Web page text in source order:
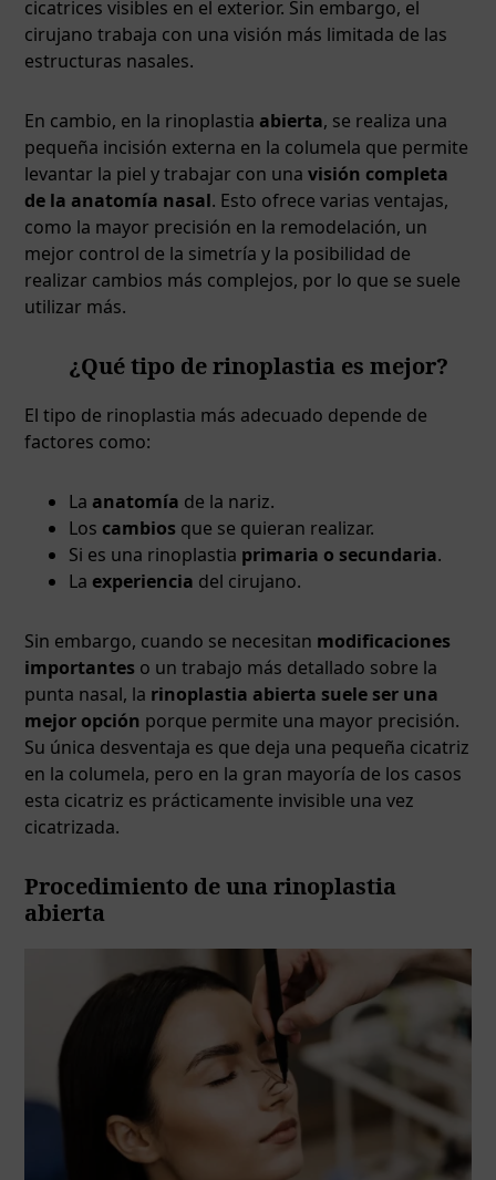
cicatrices visibles en el exterior. Sin embargo, el
cirujano trabaja con una visión más limitada de las
estructuras nasales.
En cambio, en la rinoplastia abierta, se realiza una
pequeña incisión externa en la columela que permite
levantar la piel y trabajar con unavisión completa
de la anatomía nasal. Esto ofrece varias ventajas,
como la mayor precisión en la remodelación, un
mejor control de la simetría y la posibilidad de
realizar cambios más complejos, por lo que se suele
utilizar más.
¿Qué tipo de rinoplastia es mejor?
El tipo de rinoplastia más adecuado depende de
factores como:
La anatomía de la nariz.
Los cambios que se quieran realizar.
Si es una rinoplastia primaria o secundaria.
La experiencia del cirujano.
Sin embargo, cuando se necesitan modificaciones
importantes o un trabajo más detallado sobre la
punta nasal, la rinoplastia abierta suele ser una
mejor opción porque permite una mayor precisión.
Su única desventaja es que deja una pequeña cicatriz
en la columela, pero en la gran mayoría de los casos
esta cicatriz es prácticamente invisible una vez
cicatrizada.
Procedimiento de una rinoplastia
abierta